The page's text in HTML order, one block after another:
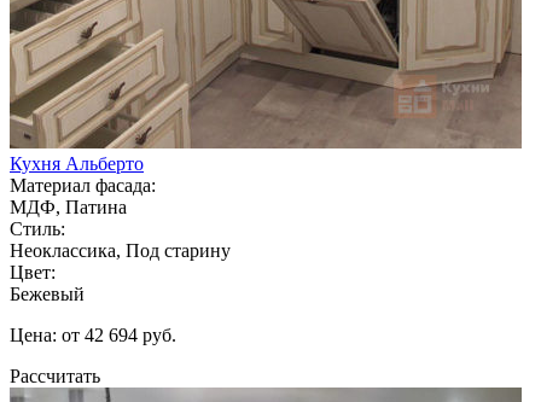
Кухня Альберто
Материал фасада:
МДФ, Патина
Стиль:
Неоклассика, Под старину
Цвет:
Бежевый
Цена: от 42 694 руб.
Рассчитать